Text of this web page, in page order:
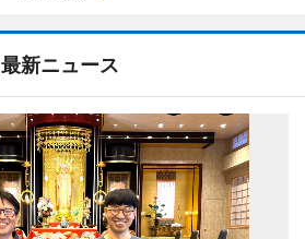
最新ニュース